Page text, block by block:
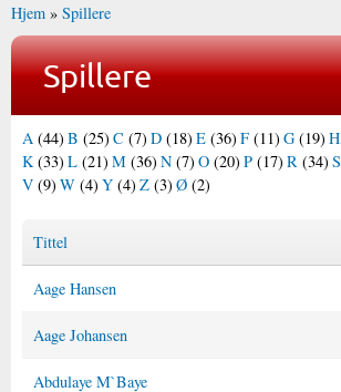
Hjem » Spillere
Spillere
A (44) B (25) C (7) D (18) E (36) F (11) G (19) H
K(33) L (21) M (36) N (7) O (20) P (17) R (34) S
V (9) W (4) Y (4) Z (3) Ø (2)
Tittel
Aage Hansen
Aage Johansen
Abdulaye M`Baye